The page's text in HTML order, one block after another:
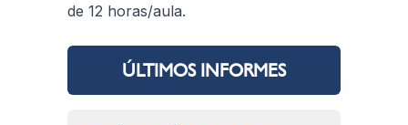
de 12 horas/aula.
ÚLTIMOS INFORMES